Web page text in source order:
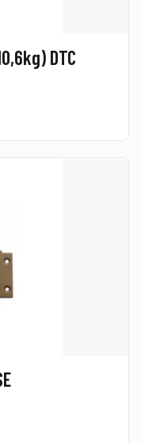
DTC